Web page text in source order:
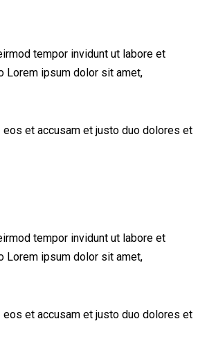
tempor invidunt ut labore et
Lorem ipsum dolor sit amet,
et accusam et justo duo dolores et
tempor invidunt ut labore et
Lorem ipsum dolor sit amet,
et accusam et justo duo dolores et